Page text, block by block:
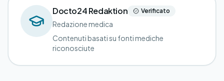
Docto24 Redaktion Verificato
Redazione medica
Contenuti basati su fonti mediche
riconosciute